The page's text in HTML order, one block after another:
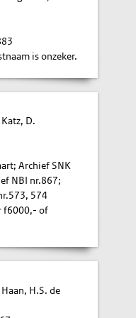
is onzeker.
D.
Archief SNK
NBI nr.867;
574
f6000,- of
H.S. de